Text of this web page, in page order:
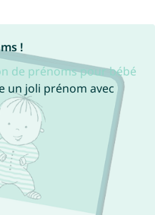
!
de prénoms pour bébé
un joli prénom avec